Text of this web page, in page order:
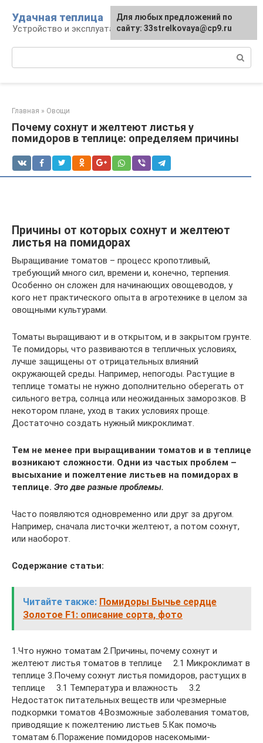
контенту
Удачная теплица
Устройство и эксплуатация теплиц
Главная » Овощи
Почему сохнут и желтеют листья у
помидоров в теплице: определяем причины
Причины от которых сохнут и желтеют
листья на помидорах
Выращивание томатов – процесс кропотливый,
требующий много сил, времени и, конечно, терпения.
Особенно он сложен для начинающих овощеводов, у
кого нет практического опыта в агротехнике в целом за
овощными культурами.
Томаты выращивают и в открытом, и в закрытом грунте.
Те помидоры, что развиваются в тепличных условиях,
лучше защищены от отрицательных влияний
окружающей среды. Например, непогоды. Растущие в
теплице томаты не нужно дополнительно оберегать от
сильного ветра, солнца или неожиданных заморозков. В
некотором плане, уход в таких условиях проще.
Достаточно создать нужный микроклимат.
Тем не менее при выращивании томатов и в теплице
возникают сложности. Одни из частых проблем –
высыхание и пожелтение листьев на помидорах в
теплице. Это две разные проблемы.
Часто появляются одновременно или друг за другом.
Например, сначала листочки желтеют, а потом сохнут,
или наоборот.
Содержание статьи:
Читайте также: Помидоры Бычье сердце
Золотое F1: описание сорта, фото
1.Что нужно томатам 2.Причины, почему сохнут и
желтеют листья томатов в теплице 2.1 Микроклимат в
теплице 3.Почему сохнут листья помидоров, растущих в
теплице 3.1 Температура и влажность 3.2
Недостаток питательных веществ или чрезмерные
подкормки томатов 4.Возможные заболевания томатов,
приводящие к пожелтению листьев 5.Как помочь
томатам 6.Поражение помидоров насекомыми-
Для любых предложений по
сайту: 33strelkovaya@cp9.ru